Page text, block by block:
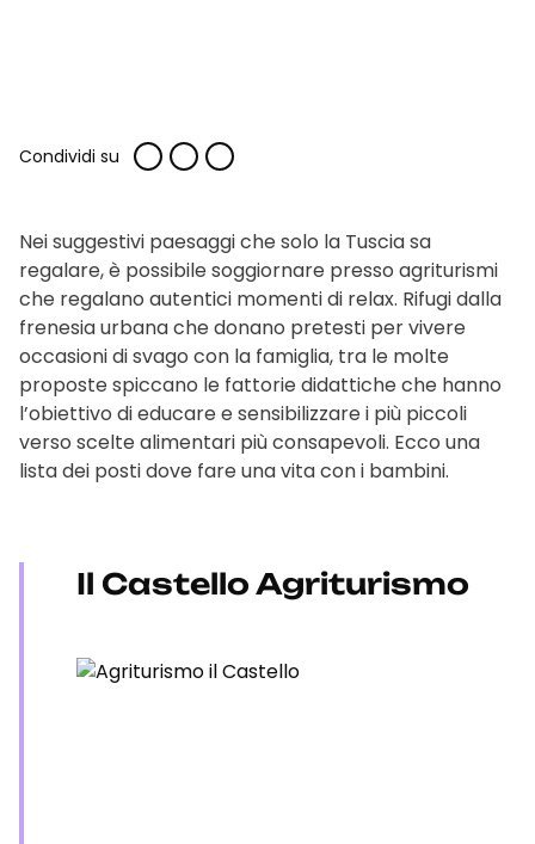
Condividi su
Nei suggestivi paesaggi che solo la Tuscia sa
regalare, è possibile soggiornare presso agriturismi
che regalano autentici momenti di relax. Rifugi dalla
frenesia urbana che donano pretesti per vivere
occasioni di svago con la famiglia, tra le molte
proposte spiccano le fattorie didattiche che hanno
l’obiettivo di educare e sensibilizzare i più piccoli
verso scelte alimentari più consapevoli. Ecco una
lista dei posti dove fare una vita con i bambini.
Il Castello Agriturismo